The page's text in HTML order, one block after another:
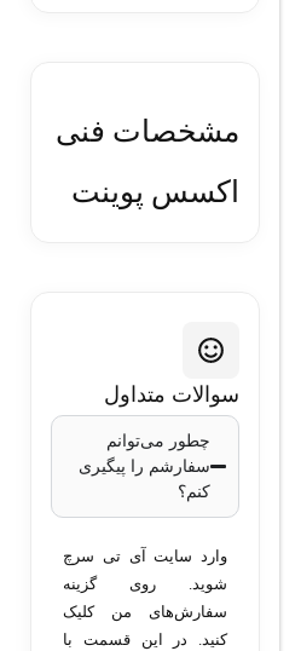
مشخصات فنی
اکسس پوینت
RB952Ui-
5ac2nD
مدل:
کد محصول:
RB952Ui-5ac2nD
سوالات متداول
چطور می‌توانم
سفارشم را پیگیری
کنم؟
وارد سایت آی تی سرچ
شوید. روی گزینه
سفارش‌های من کلیک
کنید. در این قسمت با